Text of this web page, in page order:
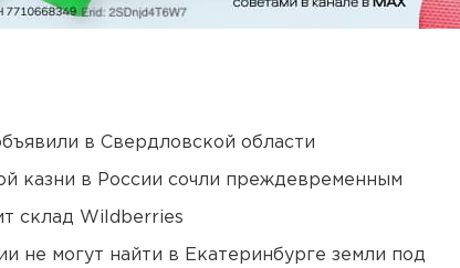
в Свердловской области
казни в России сочли преждевременным
склад Wildberries
не могут найти в Екатеринбурге земли под